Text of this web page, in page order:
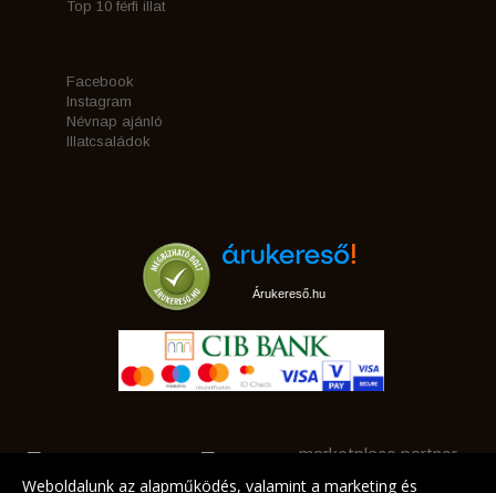
Top 10 férfi illat
Facebook
Instagram
Névnap ajánló
Illatcsaládok
Árukereső.hu
marketplace partner
Weboldalunk az alapműködés, valamint a marketing és